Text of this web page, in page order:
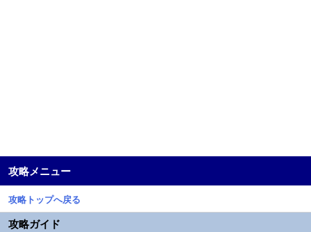
攻略メニュー
攻略トップへ戻る
攻略ガイド